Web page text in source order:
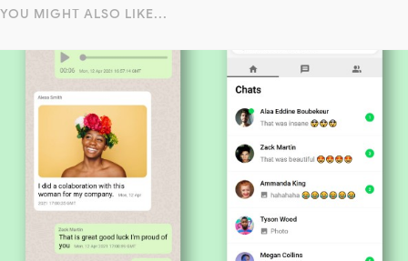
YOU MIGHT ALSO LIKE...